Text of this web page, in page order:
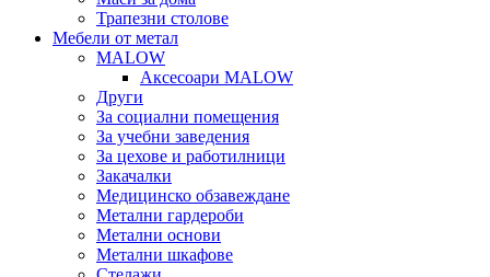
Трапезни столове
Мебели от метал
MALOW
Аксесоари MALOW
Други
За социални помещения
За учебни заведения
За цехове и работилници
Закачалки
Медицинско обзавеждане
Метални гардероби
Метални основи
Метални шкафове